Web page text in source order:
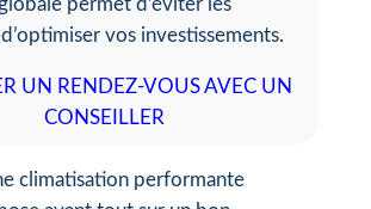
permet d’éviter les
vos investissements.
UN RENDEZ-VOUS AVEC UN
CONSEILLER
climatisation performante